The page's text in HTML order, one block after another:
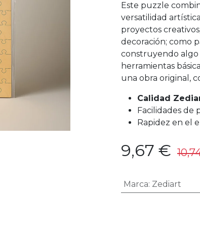
Este puzzle
versatilidad
proyectos
decoración; como
construyendo algo
herramientas
una obra original,
Calidad
Facilidades de
Rapidez en el
9,67 €
Marca: Zediart